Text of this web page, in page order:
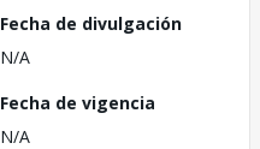
Fecha de divulgación
N/A
Fecha de vigencia
N/A